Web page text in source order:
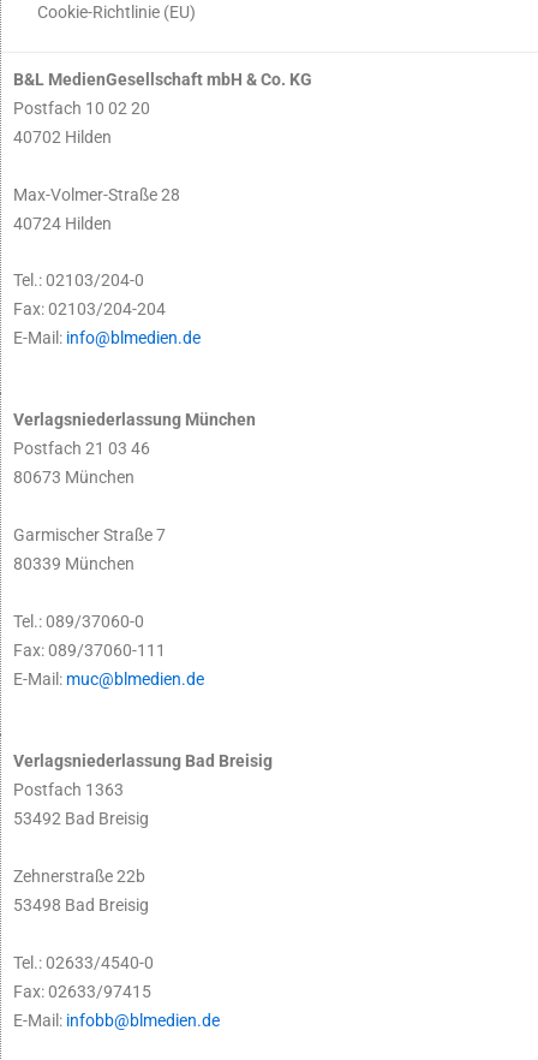
Cookie-Richtlinie (EU)
B&L MedienGesellschaft mbH & Co. KG
Postfach 10 02 20
40702 Hilden
Max-Volmer-Straße 28
40724 Hilden
Tel.: 02103/204-0
Fax: 02103/204-204
E-Mail: info@blmedien.de
Verlagsniederlassung München
Postfach 21 03 46
80673 München
Garmischer Straße 7
80339 München
Tel.: 089/37060-0
Fax: 089/37060-111
E-Mail: muc@blmedien.de
Verlagsniederlassung Bad Breisig
Postfach 1363
53492 Bad Breisig
Zehnerstraße 22b
53498 Bad Breisig
Tel.: 02633/4540-0
Fax: 02633/97415
E-Mail: infobb@blmedien.de